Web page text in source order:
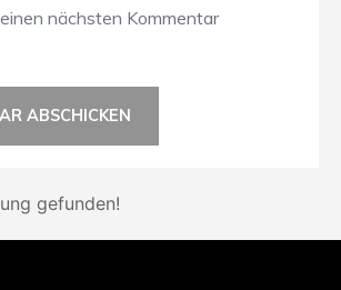
nächsten Kommentar
gefunden!